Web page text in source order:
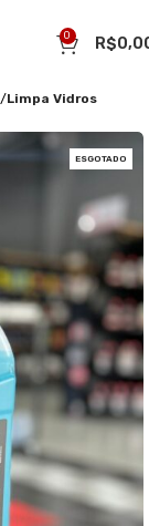
0 R$
Limpa Vidros
ESGOTADO